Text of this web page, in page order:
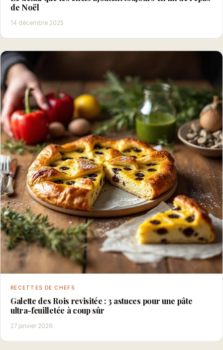
de Noël
14 décembre 2025
RECETTES DE CHEFS
Galette des Rois revisitée : 3 astuces pour une pâte
ultra-feuilletée à coup sûr
27 janvier 2026